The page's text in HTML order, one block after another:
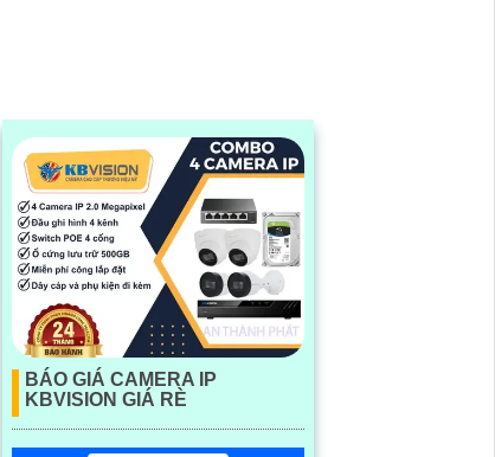
BÁO GIÁ CAMERA IP
KBVISION GIÁ RÈ